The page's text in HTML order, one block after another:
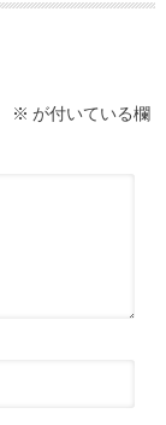
※ が付いている欄